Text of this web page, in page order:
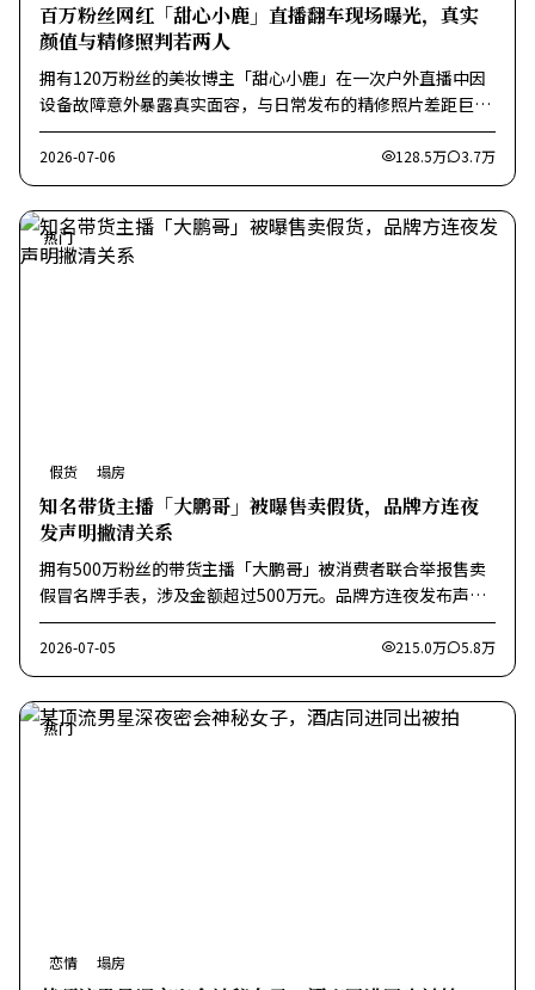
百万粉丝网红「甜心小鹿」直播翻车现场曝光，真实
颜值与精修照判若两人
拥有120万粉丝的美妆博主「甜心小鹿」在一次户外直播中因
设备故障意外暴露真实面容，与日常发布的精修照片差距巨
大，引发全网热议。粉丝纷纷表示「塌房了」。
2026-07-06 128.5万 3.7万
热门
假货 塌房
知名带货主播「大鹏哥」被曝售卖假货，品牌方连夜
发声明撇清关系
拥有500万粉丝的带货主播「大鹏哥」被消费者联合举报售卖
假冒名牌手表，涉及金额超过500万元。品牌方连夜发布声明
称从未与其合作。
2026-07-05 215.0万 5.8万
热门
恋情 塌房